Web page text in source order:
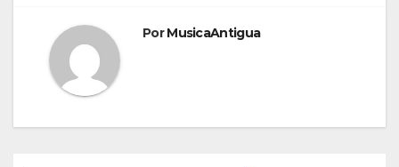
PorMusicaAntigua